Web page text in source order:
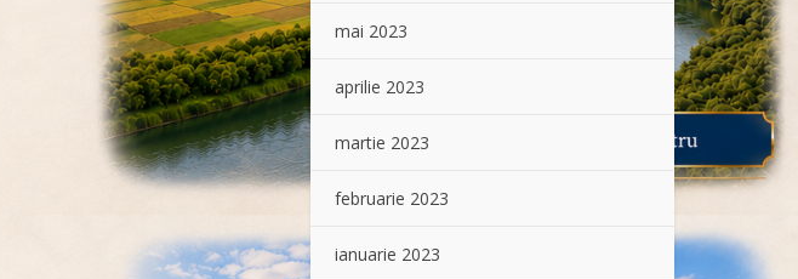
mai 2023
aprilie 2023
martie 2023
februarie 2023
ianuarie 2023